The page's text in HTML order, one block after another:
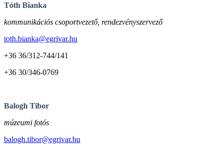
Tóth Bianka
kommunikációs csoportvezető, rendezvényszervező
toth.bianka@egrivar.hu
+36 36/312-744/141
+36 30/346-0769
Balogh Tibor
múzeumi fotós
balogh.tibor@egrivar.hu